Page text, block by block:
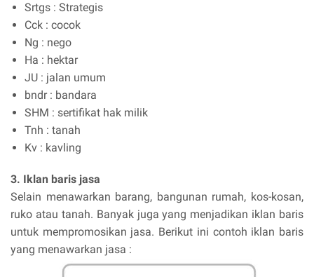
Srtgs : Strategis
Cck : cocok
Ng : nego
Ha : hektar
JU : jalan umum
bndr : bandara
SHM : sertifikat hak milik
Tnh : tanah
Kv : kavling
3. Iklan baris jasa
Selain menawarkan barang, bangunan rumah, kos-kosan,
ruko atau tanah. Banyak juga yang menjadikan iklan baris
untuk mempromosikan jasa. Berikut ini contoh iklan baris
yang menawarkan jasa :